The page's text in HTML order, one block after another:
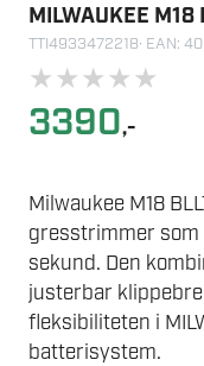
MILWAUKEE M18
TTI4933472218· EAN:
★★★★★
3390,-
Milwaukee M18
gresstrimmer som
sekund. Den
justerbar
fleksibiliteten i
batterisystem.